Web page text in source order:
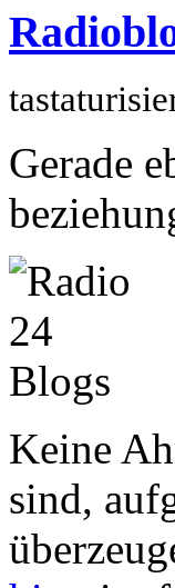
Gerade
Keine
sind,